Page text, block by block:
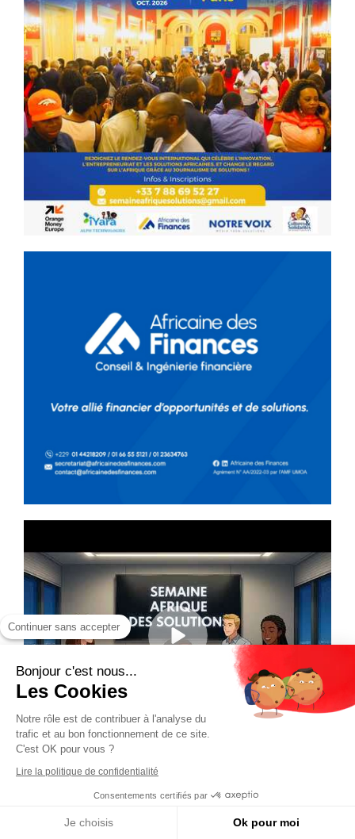
Continuer sans accepter
Bonjour c'est nous...
Les Cookies
Notre rôle est de contribuer à l'analyse du
trafic et au bon fonctionnement de ce site.
C'est OK pour vous ?
Lire la politique de confidentialité
Consentements certifiés par
Je choisis Ok pour moi